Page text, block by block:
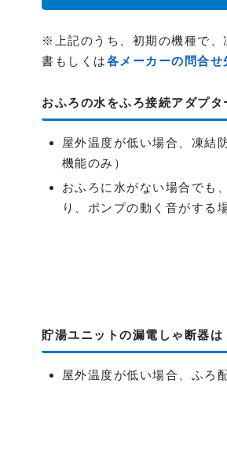
※上記のうち、初期の機種で、
書もしくは各メーカーの問合せ
おふろの水をふろ接続アダプ
屋外温度が低い場合、凍結
機能のみ）
おふろに水がない場合でも
り、ポンプの動く音がする
貯湯ユニットの漏電しゃ断器
屋外温度が低い場合、ふろ